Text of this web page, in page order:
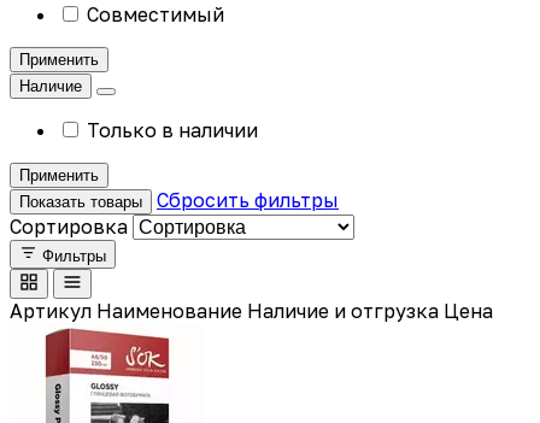
Совместимый
Применить
Наличие
Только в наличии
Применить
Показать товары
Сбросить фильтры
Сортировка
Фильтры
Артикул Наименование Наличие и отгрузка Цена